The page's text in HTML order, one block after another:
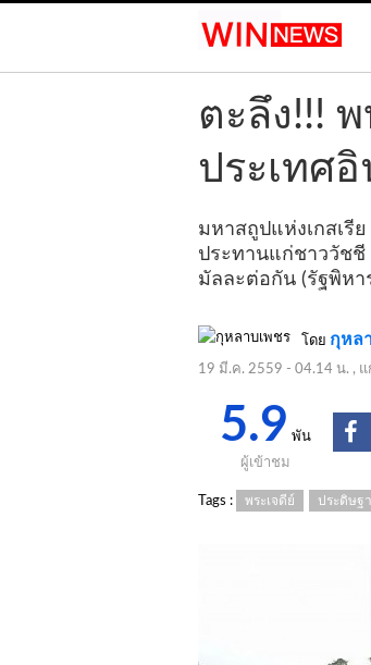
ตะลึง!!!
ประเทศอิ
มหาสถูปแห่งเกสเรี
ประทานแก่ชาววัชชี
มัลละต่อกัน (รัฐพิหา
โดย กุหล
19 มี.ค. 2559 - 04.14 น. ,
5.9 พัน
ผู้เข้าชม
Tags : พระเจดีย์ ประดิษฐ